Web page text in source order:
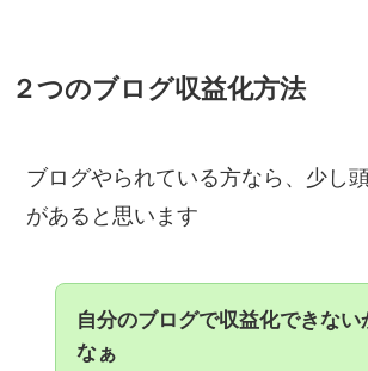
２つのブログ収益化方法
ブログやられている方なら、少し
があると思います
自分のブログで収益化できない
なぁ